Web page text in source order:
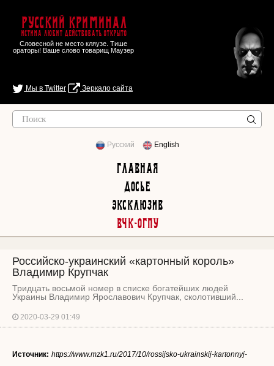
Русский Криминал
Истина любит действовать открыто
Словесной не место кляузе. Тише
ораторы! Ваше слово товарищ Маузер
Мы в Twitter Зеркало сайта
Русский English
Главная
Досье
Эксклюзив
ВЧК-ОГПУ
Российско-украинский «картонный король»
Владимир Крупчак
Тридцать восьмой номер в списке богатейших людей
Украины Владимир Ярославович Крупчак, сколотивший...
2020-03-29 01:49
Источник: https://www.mzk1.ru/2017/10/rossijsko-ukrainskij-kartonnyj-